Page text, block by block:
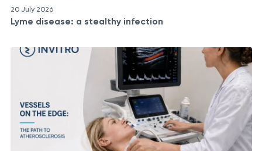
20 July 2026
Lyme disease: a stealthy infection